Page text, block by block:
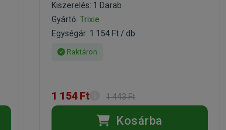
Kiszerelés: 1 Darab
Gyártó: Trixie
Egységár: 1 154 Ft / db
Raktáron
1 154 Ft 1 443 Ft
Kosárba